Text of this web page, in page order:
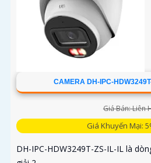
CAMERA DH-IPC-
Giá Bán: Liên
Giá Khuyến Mại:
DH-IPC-HDW3249T-ZS-IL-IL là